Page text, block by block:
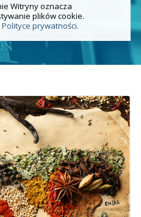
Witryny oznacza
plików cookie.
Polityce prywatności.